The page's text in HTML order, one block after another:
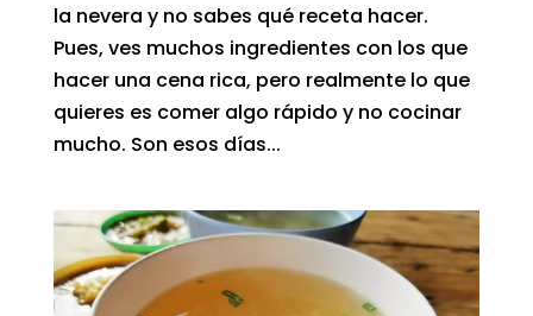
la nevera y no sabes qué receta hacer.
Pues, ves muchos ingredientes con los que
hacer una cena rica, pero realmente lo que
quieres es comer algo rápido y no cocinar
mucho. Son esos días...